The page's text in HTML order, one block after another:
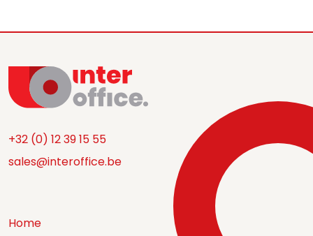
+32 (0) 12 39 15 55
sales@interoffice.be
Home